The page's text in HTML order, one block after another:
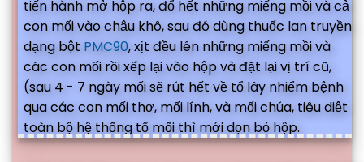
tiến hành mở hộp ra, đổ hết những miếng mồi và cả
con mối vào chậu khô, sau đó dùng thuốc lan truyền
dạng bột PMC90, xịt đều lên những miếng mồi và
các con mối rồi xếp lại vào hộp và đặt lại vị trí cũ,
(sau 4 - 7 ngày mối sẽ rút hết về tổ lây nhiểm bệnh
qua các con mối thợ, mối lính, và mối chúa, tiêu diệt
toàn bộ hệ thống tổ mối thì mới dọn bỏ hộp.